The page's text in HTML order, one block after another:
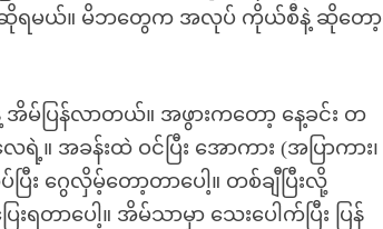
ပဲ ဆိုရမယ်။ မိဘတွေက အလုပ် ကိုယ်စီနဲ့ ဆိုတော့
အိမ်ပြန်လာတယ်။ အဖွားကတော့ နေ့ခင်း တ
။ အခန်းထဲ ဝင်ပြီး အောကား (အပြာကား၊
ြီး ဂွေလှိမ့်တော့တာပေါ့။ တစ်ချီပြီးလို့
ရတာပေါ့။ အိမ်သာမှာ သေးပေါက်ပြီး ပြန်